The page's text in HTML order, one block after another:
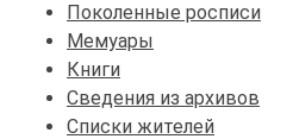
Поколенные росписи
Мемуары
Книги
Сведения из архивов
Списки жителей